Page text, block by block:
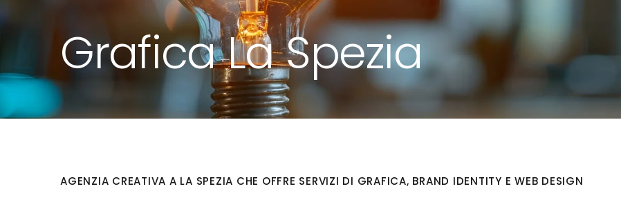
Grafica La Spezia
AGENZIA CREATIVA A LA SPEZIA CHE OFFRE SERVIZI DI GRAFICA, BRAND IDENTITY E WEB DESIGN